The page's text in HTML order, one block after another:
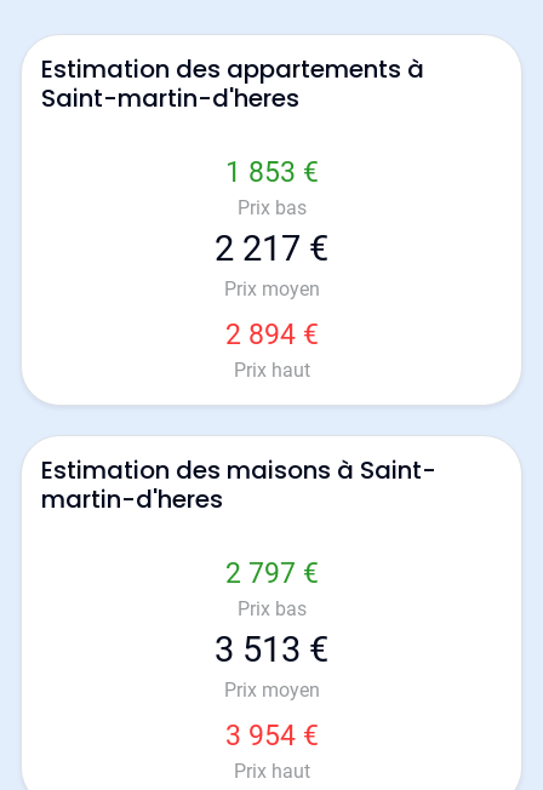
Estimation des appartements à
Saint-martin-d'heres
1 853 €
Prix bas
2 217 €
Prix moyen
2 894 €
Prix haut
Estimation des maisons à Saint-
martin-d'heres
2 797 €
Prix bas
3 513 €
Prix moyen
3 954 €
Prix haut